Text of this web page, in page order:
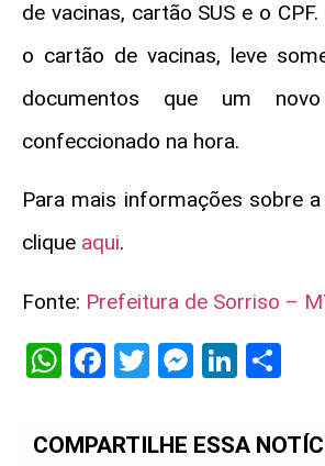
de vacinas, cartão SUS e o
o cartão de vacinas, leve
documentos que um
confeccionado na hora.
Para mais informações sobre
clique aqui.
Fonte: Prefeitura de Sorriso –
WhatsApp
Facebook
Twitter
COMPARTILHE ESSA